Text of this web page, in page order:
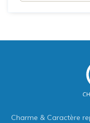
Charme & Caractère